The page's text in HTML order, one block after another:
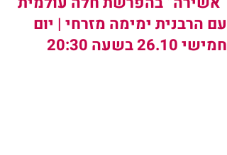
עם הרבנית ימימה מזרחי | יום
חמישי 26.10 בשעה 20:30